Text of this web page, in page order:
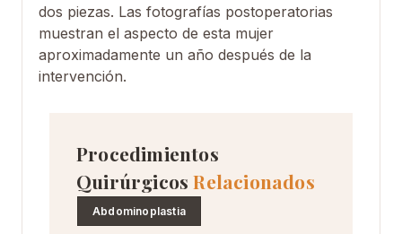
dos piezas. Las fotografías postoperatorias
muestran el aspecto de esta mujer
aproximadamente un año después de la
intervención.
Procedimientos
Quirúrgicos Relacionados
Abdominoplastia